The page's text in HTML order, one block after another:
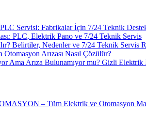
Servisi: Fabrikalar İçin 7/24 Teknik
PLC, Elektrik Pano ve 7/24 Teknik Servis
Belirtiler, Nedenler ve 7/24 Teknik Servis
Arızası Nasıl Çözülür?
Ama Arıza Bulunamıyor mu? Gizli
– Tüm Elektrik ve Otomasyon